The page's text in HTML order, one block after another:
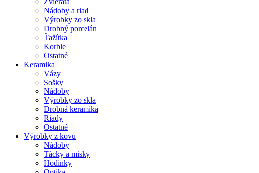
Zvieratá
Nádoby a riad
Výrobky zo skla
Drobný porcelán
Ťažítka
Korble
Ostatné
Keramika
Vázy
Sošky
Nádoby
Výrobky zo skla
Drobná keramika
Riady
Ostatné
Výrobky z kovu
Nádoby
Tácky a misky
Hodinky